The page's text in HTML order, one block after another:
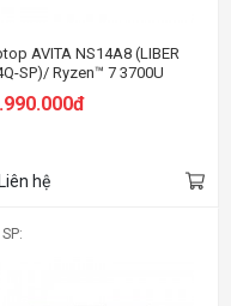
AVITA NS14A8 (LIBER
SP)/ Ryzen™ 7 3700U
hệ